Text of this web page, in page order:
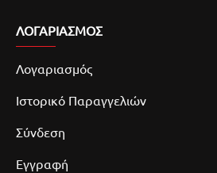
ΛΟΓΑΡΙΑΣΜΌΣ
Λογαριασμός
Ιστορικό Παραγγελιών
Σύνδεση
Εγγραφή